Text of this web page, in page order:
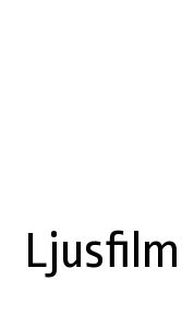
Ljusfilm